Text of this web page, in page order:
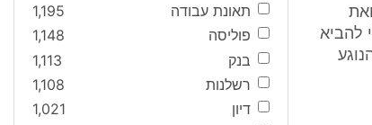
להביא
תאונת עבודה
1,195
פוליסה
1,148
בנק
1,113
רשלנות
1,108
דיון
1,021